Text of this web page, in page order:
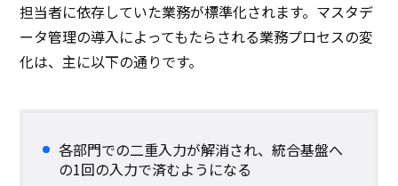
担当者に依存していた業務が標準化されます。マスタデ
ータ管理の導入によってもたらされる業務プロセスの変
化は、主に以下の通りです。
各部門での二重入力が解消され、統合基盤へ
の1回の入力で済むようになる